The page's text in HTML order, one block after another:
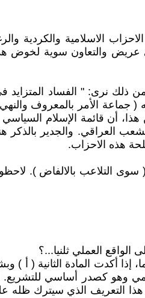
الاسلامية والكردية
عريض والتعاون سوية لخوض
نرى: " الفساد المتزايد في
( جماعة الأمر بالمعروف
أن قائمة الإسلام السياسي
العراقي. والجدير بالذكر
هذه الاحزاب.
العملي ثلنيا...؟
إذا أكدت المادة الثانية (
وهو كصدر أساسي للتشريع.
التعريف الذي سيترك ظله